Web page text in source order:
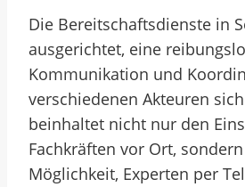
Die Bereitschaftsdienste in
ausgerichtet, eine
Kommunikation und
verschiedenen Akteuren
beinhaltet nicht nur den
Fachkräften vor Ort,
Möglichkeit, Experten per